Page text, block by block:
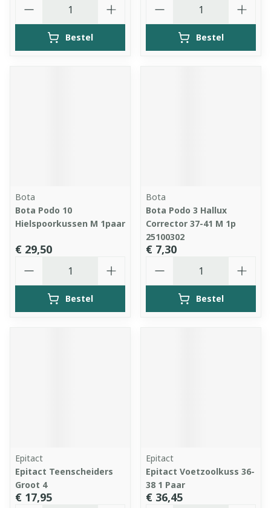
Bestel Bestel
Bota
Bota Podo 10
Hielspoorkussen M 1paar
€ 29,50
Bestel
Bota
Bota Podo 3 Hallux
Corrector 37-41 M 1p
25100302
€ 7,30
Bestel
Epitact
Epitact Teenscheiders
Groot 4
€ 17,95
Epitact
Epitact Voetzoolkuss 36-
38 1 Paar
€ 36,45